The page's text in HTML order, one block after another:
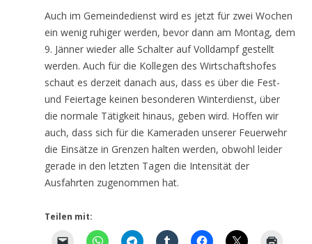
Auch im Gemeindedienst wird es jetzt für zwei Wochen
ein wenig ruhiger werden, bevor dann am Montag, dem
9. Jänner wieder alle Schalter auf Volldampf gestellt
werden. Auch für die Kollegen des Wirtschaftshofes
schaut es derzeit danach aus, dass es über die Fest-
und Feiertage keinen besonderen Winterdienst, über
die normale Tätigkeit hinaus, geben wird. Hoffen wir
auch, dass sich für die Kameraden unserer Feuerwehr
die Einsätze in Grenzen halten werden, obwohl leider
gerade in den letzten Tagen die Intensität der
Ausfahrten zugenommen hat.
Teilen mit: